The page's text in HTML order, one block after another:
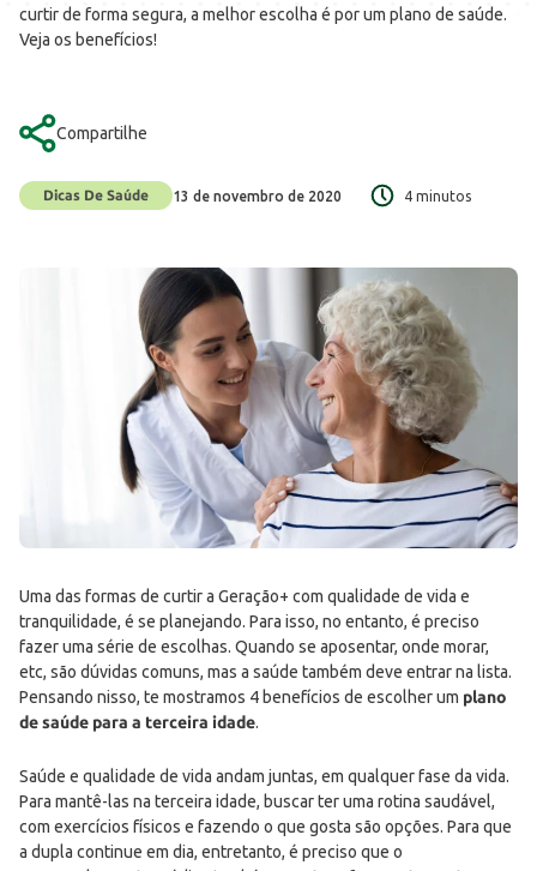
curtir de forma segura, a melhor escolha é por um plano de saúde.
Veja os benefícios!
Compartilhe
13 de novembro de 2020 4 minutos
Dicas De Saúde
Uma das formas de curtir a Geração+ com qualidade de vida e
tranquilidade, é se planejando. Para isso, no entanto, é preciso
fazer uma série de escolhas. Quando se aposentar, onde morar,
etc, são dúvidas comuns, mas a saúde também deve entrar na lista.
Pensando nisso, te mostramos 4 benefícios de escolher um plano
de saúde para a terceira idade.
Saúde e qualidade de vida andam juntas, em qualquer fase da vida.
Para mantê-las na terceira idade, buscar ter uma rotina saudável,
com exercícios físicos e fazendo o que gosta são opções. Para que
a dupla continue em dia, entretanto, é preciso que o